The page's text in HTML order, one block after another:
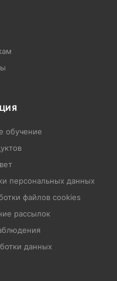
обучение
персональных данных
файлов cookies
рассылок
данных